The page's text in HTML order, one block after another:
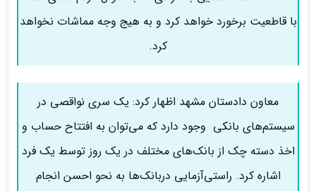
با قاطعیت برخورد خواهد کرد و به هیج وجه مماشات نخواهد
کرد.
معاون دادستان مشهد اظهار کرد: یک سری نواقصی در
سیستم‌های بانکی وجود دارد که می‌توان به افتتاح حساب و
اخذ دسته چک از بانک‌های مختلف در یک روز توسط یک فرد
اشاره کرد. راستی‌آزمایی دربانک‌ها به نحو احسن انجام